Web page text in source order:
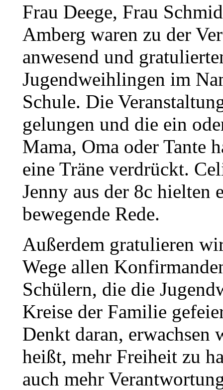
Frau Deege, Frau
Amberg waren zu der
anwesend und
Jugendweihlingen im
Schule. Die
gelungen und die ein
Mama, Oma oder Tante
eine Träne verdrückt.
Jenny aus der 8c hielten
bewegende Rede.
Außerdem gratulieren
Wege allen
Schülern, die die
Kreise der Familie
Denkt daran, erwachsen
heißt, mehr Freiheit zu
auch mehr